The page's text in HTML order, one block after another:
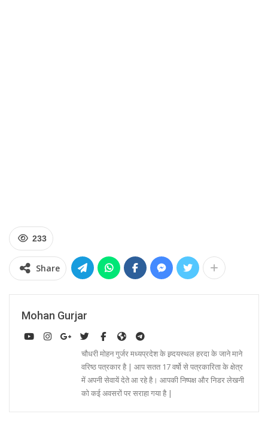
233
Share
Mohan Gurjar
चौधरी मोहन गुर्जर मध्यप्रदेश के ह्र्दयस्थल हरदा के जाने माने
वरिष्ठ पत्रकार है | आप सतत 17 वर्षो से पत्रकारिता के क्षेत्र
में अपनी सेवायें देते आ रहे है। आपकी निष्पक्ष और निडर लेखनी
को कई अवसरों पर सराहा गया है |